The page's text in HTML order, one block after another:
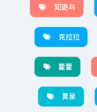
知更鸟
克拉拉
藿藿
黄泉